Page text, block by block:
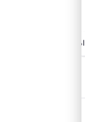
امکانات نزدیک